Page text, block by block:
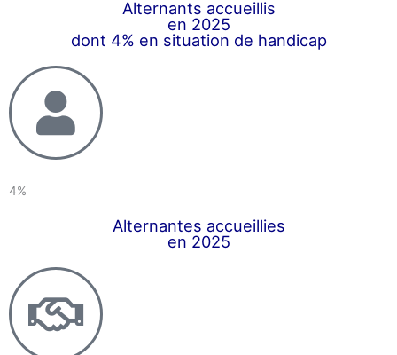
Alternants accueillis
en 2025
dont 4% en situation de handicap
4%
Alternantes accueillies
en 2025